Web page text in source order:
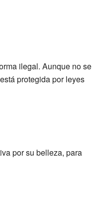
ilegal. Aunque no se
protegida por leyes
por su belleza, para